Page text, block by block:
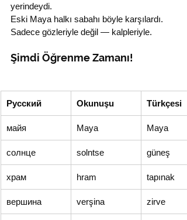
yerindeydi.
Eski Maya halkı sabahı böyle karşılardı.
Sadece gözleriyle değil — kalpleriyle.
Şimdi Öğrenme Zamanı!
Русский Okunuşu Türkçesi
майя Maya Maya
солнце solntse güneş
храм hram tapınak
вершина verşina zirve